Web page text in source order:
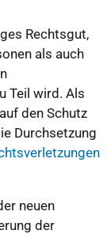
Rechtsgut,
als auch
Teil wird. Als
den Schutz
Durchsetzung
neuen
der